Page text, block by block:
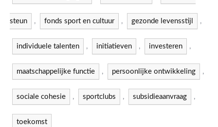
steun , fonds sport en cultuur , gezonde levensstijl ,
individuele talenten , initiatieven , investeren ,
maatschappelijke functie , persoonlijke ontwikkeling ,
sociale cohesie , sportclubs , subsidieaanvraag ,
toekomst